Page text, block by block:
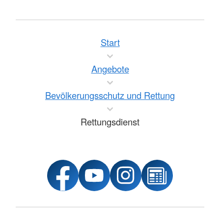
Start
Angebote
Bevölkerungsschutz und Rettung
Rettungsdienst